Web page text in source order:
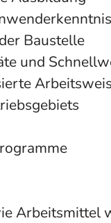
Baustelle
und
Arbeitsmittel